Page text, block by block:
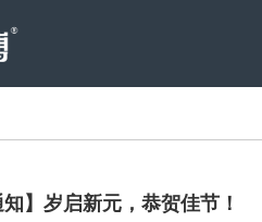
】岁启新元，恭贺佳节！